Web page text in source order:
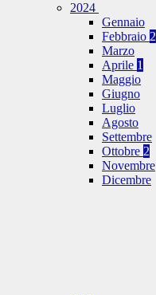
2024
Gennaio
Febbraio 2
Marzo
Aprile 1
Maggio
Giugno
Luglio
Agosto
Settembre
Ottobre 2
Novembre
Dicembre